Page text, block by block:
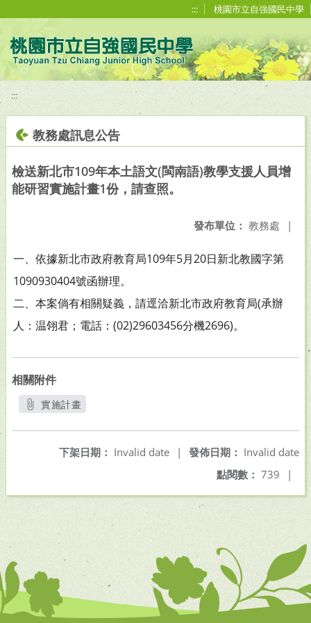
::: 桃園市立自強國民中學
:::
教務處訊息公告
檢送新北市109年本土語文(閩南語)教學支援人員增
能研習實施計畫1份，請查照。
發布單位： 教務處 |
一、依據新北市政府教育局109年5月20日新北教國字第
1090930404號函辦理。
二、本案倘有相關疑義，請逕洽新北市政府教育局(承辦
人：温翎君；電話：(02)29603456分機2696)。
相關附件
實施計畫
發佈日期： Invalid date
下架日期： Invalid date
|
點閱數： 739 |